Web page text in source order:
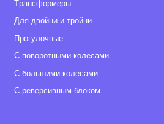
Tрансформеры
Для двойни и тройни
Прогулочные
С поворотными колесами
С большими колесами
С реверсивным блоком